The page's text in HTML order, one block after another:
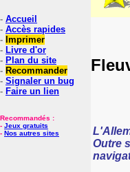
- Accueil
- Accès rapides
- Imprimer
- Livre d'or
- Plan du site
- Recommander
- Signaler un bug
- Faire un lien
Recommandés :
- Jeux gratuits
- Nos autres sites
Outre